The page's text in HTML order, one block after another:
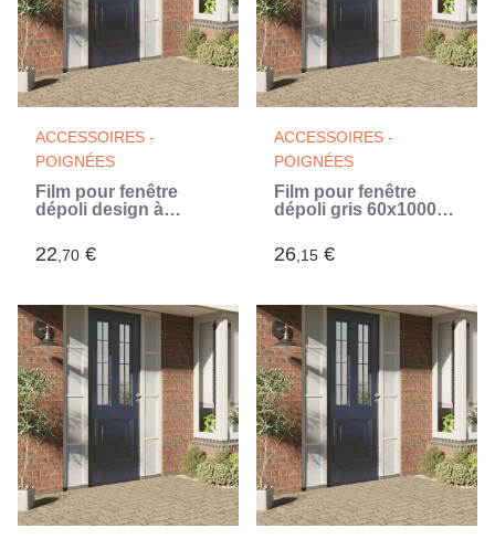
ACCESSOIRES -
POIGNÉES
Film pour fenêtre
dépoli design à
PVC (Blanc)
22,70 €
ACCESSOIRES -
POIGNÉES
Film pour fenêtre
dépoli gris 60x1000
26,15 €